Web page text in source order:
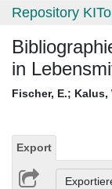
Repository
in
Fischer, E.; Kalus,
Export